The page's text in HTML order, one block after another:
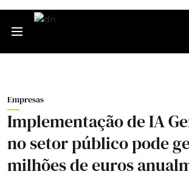
Empresas
Implementação de IA
no setor público pode
milhões de euros